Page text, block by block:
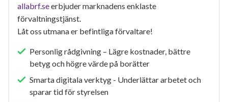
allabrf.seerbjuder marknadens enklaste
förvaltningstjänst.
Låt oss utmana er befintliga förvaltare!
Personlig rådgivning – Lägre kostnader, bättre
betyg och högre värde på borätter
Smarta digitala verktyg - Underlättar arbetet och
sparar tid för styrelsen